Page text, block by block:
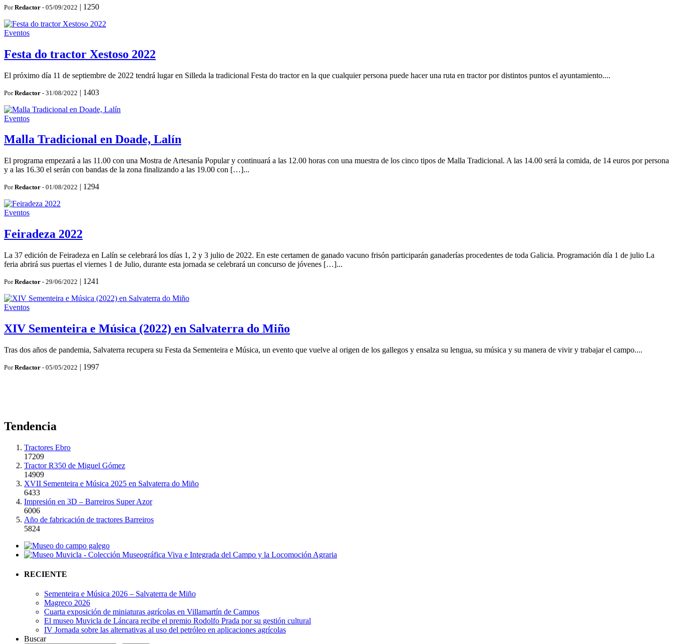
PorRedactor - 05/09/2022 | 1250
Eventos
Festa do tractor Xestoso 2022
El próximo día 11 de septiembre de 2022 tendrá lugar en Silleda la tradicional Festa do tractor en la que cualquier persona puede hacer una ruta en tractor por distintos puntos el ayuntamiento....
PorRedactor - 31/08/2022 | 1403
Eventos
Malla Tradicional en Doade, Lalín
El programa empezará a las 11.00 con una Mostra de Artesanía Popular y continuará a las 12.00 horas con una muestra de los cinco tipos de Malla Tradicional. A las 14.00 será la comida, de 14 euros por persona
y a las 16.30 el serán con bandas de la zona finalizando a las 19.00 con […]...
PorRedactor - 01/08/2022 | 1294
Eventos
Feiradeza 2022
La 37 edición de Feiradeza en Lalín se celebrará los días 1, 2 y 3 julio de 2022. En este certamen de ganado vacuno frisón participarán ganaderías procedentes de toda Galicia. Programación día 1 de julio La
feria abrirá sus puertas el viernes 1 de Julio, durante esta jornada se celebrará un concurso de jóvenes […]...
PorRedactor - 29/06/2022 | 1241
Eventos
XIV Sementeira e Música (2022) en Salvaterra do Miño
Tras dos años de pandemia, Salvaterra recupera su Festa da Sementeira e Música, un evento que vuelve al origen de los gallegos y ensalza su lengua, su música y su manera de vivir y trabajar el campo....
PorRedactor - 05/05/2022 | 1997
Tendencia
Tractores Ebro
17209
Tractor R350 de Miguel Gómez
14909
XVII Sementeira e Música 2025 en Salvaterra do Miño
6433
Impresión en 3D – Barreiros Super Azor
6006
Año de fabricación de tractores Barreiros
5824
RECIENTE
Sementeira e Música 2026 – Salvaterra de Miño
Magreco 2026
Cuarta exposición de miniaturas agrícolas en Villamartín de Campos
El museo Muvicla de Láncara recibe el premio Rodolfo Prada por su gestión cultural
IV Jornada sobre las alternativas al uso del petróleo en aplicaciones agrícolas
Buscar